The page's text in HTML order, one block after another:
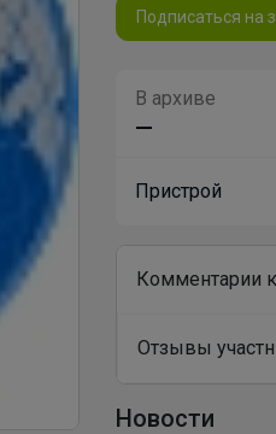
Подписаться на
В архиве
—
Пристрой
Комментарии
Отзывы
Новости